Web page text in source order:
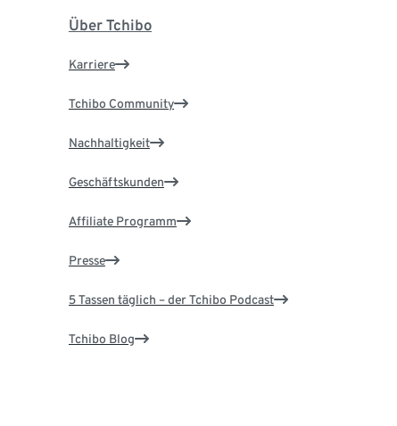
Über Tchibo
Karriere
Tchibo Community
Nachhaltigkeit
Geschäftskunden
Affiliate Programm
Presse
5 Tassen täglich – der Tchibo Podcast
Tchibo Blog